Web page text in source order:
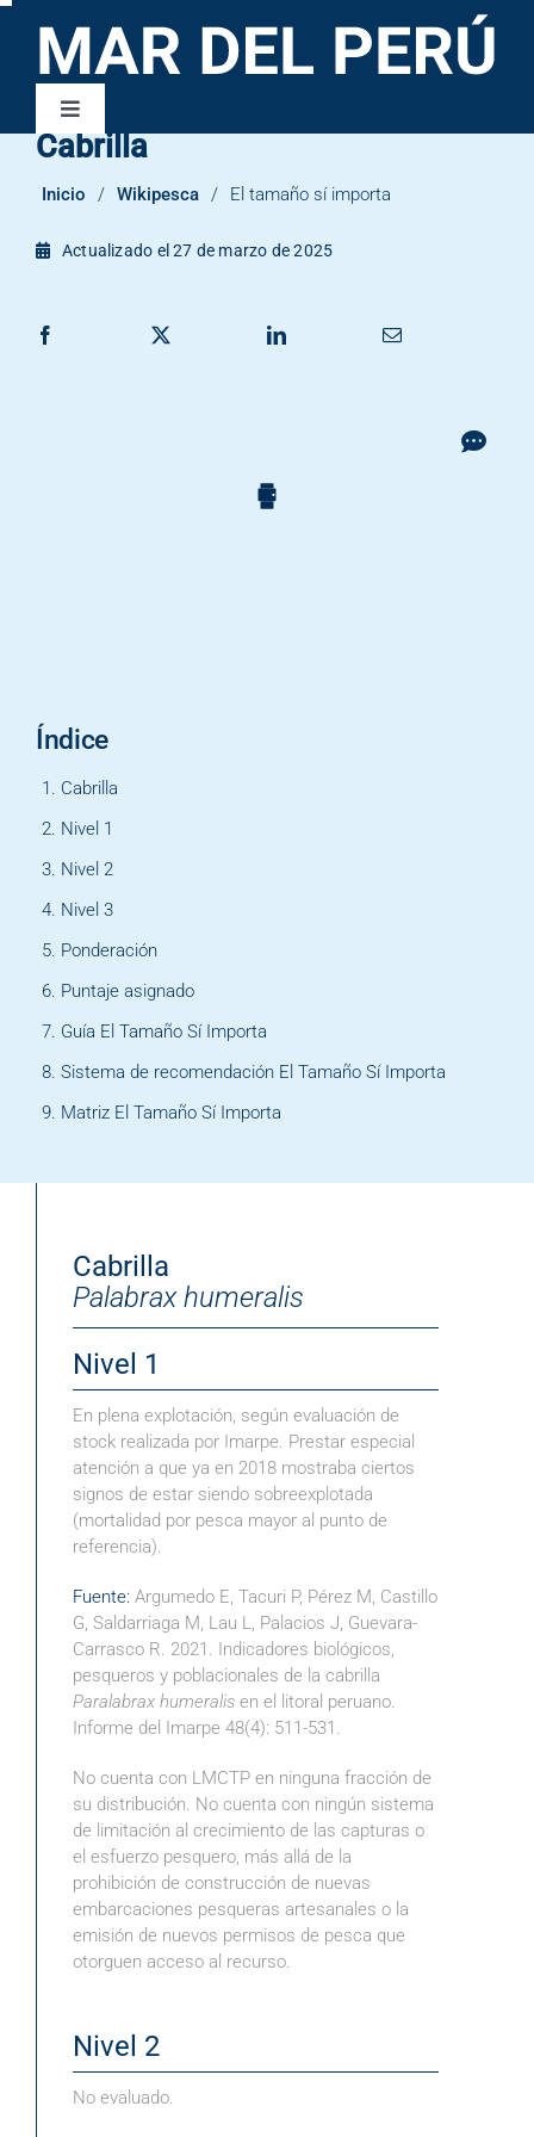
Saltar
contenido
Toggle
Navigation
Publicaciones
Contacto
Cabrilla
Inicio / Wikipesca / El tamaño sí importa
Actualizado el 27 de marzo de 2025
Índice
Cabrilla
Nivel 1
Nivel 2
Nivel 3
Ponderación
Puntaje asignado
Guía El Tamaño Sí Importa
Sistema de recomendación El Tamaño Sí Importa
Matriz El Tamaño Sí Importa
Cabrilla
Palabrax humeralis
Nivel 1
En plena explotación, según evaluación de
stock realizada por Imarpe. Prestar especial
atención a que ya en 2018 mostraba ciertos
signos de estar siendo sobreexplotada
(mortalidad por pesca mayor al punto de
referencia).
Fuente: Argumedo E, Tacuri P, Pérez M, Castillo
G, Saldarriaga M, Lau L, Palacios J, Guevara-
Carrasco R. 2021. Indicadores biológicos,
pesqueros y poblacionales de la cabrilla
Paralabrax humeralisen el litoral peruano.
Informe del Imarpe 48(4): 511-531.
No cuenta con LMCTP en ninguna fracción de
su distribución. No cuenta con ningún sistema
de limitación al crecimiento de las capturas o
el esfuerzo pesquero, más allá de la
prohibición de construcción de nuevas
embarcaciones pesqueras artesanales o la
emisión de nuevos permisos de pesca que
otorguen acceso al recurso.
Nivel 2
No evaluado.